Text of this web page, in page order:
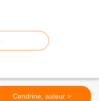
Cendrine, auteur >